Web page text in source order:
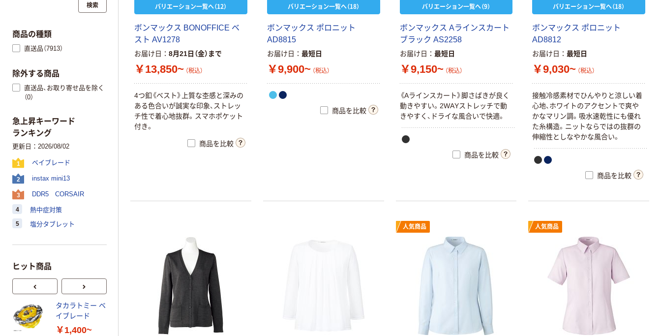
バリエーション一覧へ（12）
ボ ンマ ック ス BONOFF CE ベ
ス ト AV1278
お届け日 8月21日（金）まで
￥13,850~ （税込）
4つ釦 《ベス ト》 上質な杢感と深みの
ある色合いが誠実な印象、 ス ト レッ
チ性で着心地抜群。 スマホポケッ ト
付き。
商品を比較
バリエーション一覧へ（18）
ボ ンマ ック ス ポロニ ッ ト
AD8815
お届け日 最短日
￥9,900~ （税込）
商品を比較
バリエーション一覧へ（9）
ボ ンマ ック ス Aライ ン ス カー ト
ブラ ック AS2258
お届け日 最短日
￥9,150~ （税込）
《Aライ ンスカー ト》脚さばきが良 く
動きやすい。 2WAYス ト レッチで動
きやす く 、 ド ライな風合いで快適。
商品を比較
バリエーション一覧へ（18）
ボ ンマ ック ス ポロニ ッ ト
AD8812
お届け日 最短日
￥9,030~ （税込）
接触冷感素材でひんや り と涼しい着
心地、 ホワイ トのアクセン トで爽や
かなマ リ ン調。 吸水速乾性にも優れ
た糸構造。 ニッ トならではの抜群の
伸縮性と しなやかな風合い。
商品を比較
人気商品 人気商品
検索
商品の種類
直送品（7913）
除外する商品
直送品、お取り寄せ品を除く
（0）
急上昇キーワード
ランキング
更新日：2026/08/02
1 ベイブレード
2 instax mini13
3 DDR5 CORSAIR
4 熱中症対策
5 塩分タブレット
ヒット商品
タカラトミー ベ
イブレード
￥1,400~
オリジナル
乾電池 単4
形 アルカリ乾
タカラトミー ベ
イブレード
￥1,400~